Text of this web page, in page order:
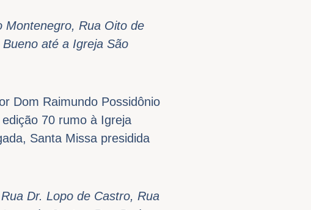
Montenegro, Rua Oito de
até a Igreja São
Dom Raimundo Possidônio
70 rumo à Igreja
Santa Missa presidida
Dr. Lopo de Castro, Rua